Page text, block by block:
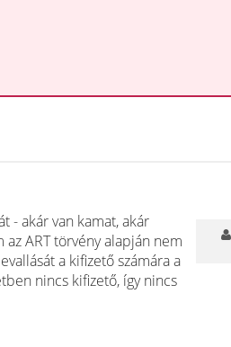
- akár van kamat, akár
az ART törvény alapján nem
a kifizető számára a
nincs kifizető, így nincs